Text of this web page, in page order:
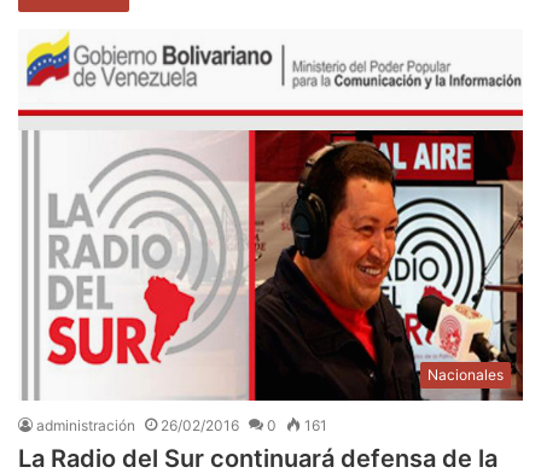
Nacionales
administración 26/02/2016 0 161
La Radio del Sur continuará defensa de la